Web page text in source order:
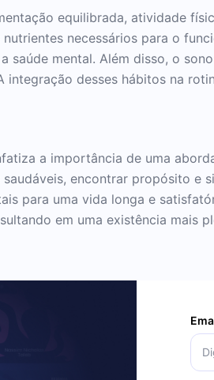
equilibrada, atividade
necessários para o
saúde mental. Além disso, o
desses hábitos na
a importância de uma
encontrar propósito e
para uma vida longa e
em uma existência mais